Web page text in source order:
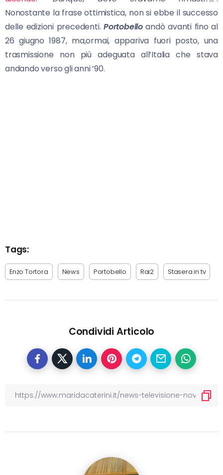
Nonostante la frase ottimistica, non si ebbe il successo
delle edizioni precedenti. Portobelloandò avanti fino al
26 giugno 1987, ma,ormai, appariva fuori posto, una
trasmissione non più adeguata all’Italia che stava
andando verso gli anni ’90.
Tags:
Enzo Tortora News Portobello Rai2 Stasera in tv
Condividi Articolo